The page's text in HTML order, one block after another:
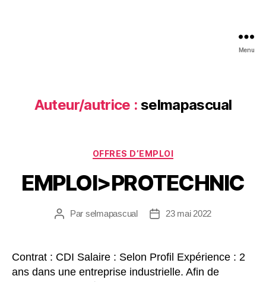
Menu
Auteur/autrice : selmapascual
OFFRES D’EMPLOI
EMPLOI>PROTECHNIC
Par selmapascual 23 mai 2022
Contrat : CDI Salaire : Selon Profil Expérience : 2
ans dans une entreprise industrielle. Afin de